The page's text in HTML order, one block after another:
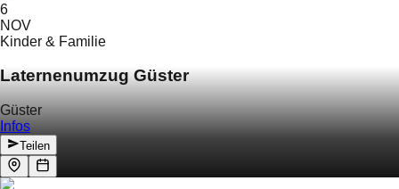
6
NOV
Kinder & Familie
Laternenumzug Güster
Güster
Infos
Teilen